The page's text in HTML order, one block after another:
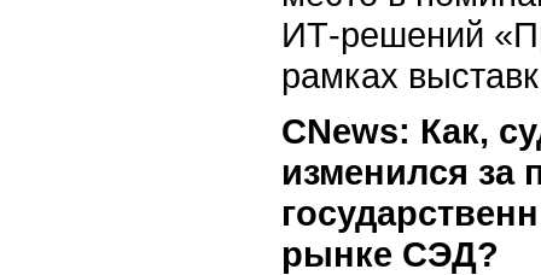
ИТ-решений
рамках
CNews: Как,
изменился за
рынке СЭД?